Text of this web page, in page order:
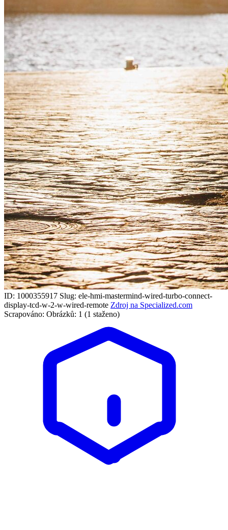
ID: 1000355917 Slug: ele-hmi-mastermind-wired-turbo-connect-
display-tcd-w-2-w-wired-remote Zdroj na Specialized.com
Scrapováno: Obrázků: 1 (1 staženo)